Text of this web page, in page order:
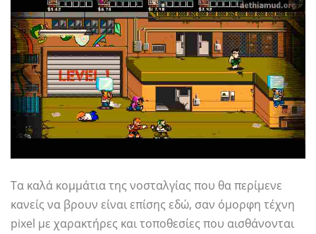
Τα καλά κομμάτια της νοσταλγίας που θα περίμενε
κανείς να βρουν είναι επίσης εδώ, σαν όμορφη τέχνη
pixel με χαρακτήρες και τοποθεσίες που αισθάνονται